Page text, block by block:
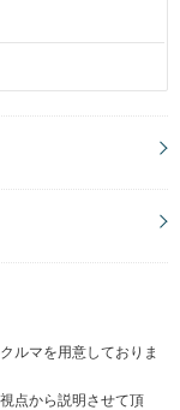
ルマを用意しておりま
点から説明させて頂